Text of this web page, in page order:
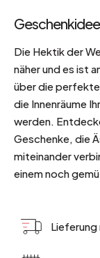
Die Hektik der
näher und es ist
über die
die Innenräume
werden.
Geschenke, die
miteinander
einem noch
Lieferung